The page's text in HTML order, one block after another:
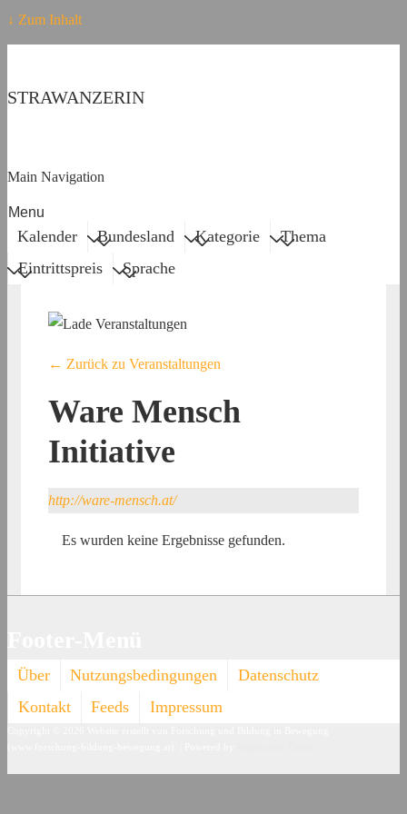
↓ Zum Inhalt
STRAWANZERIN
Main Navigation
Menu
Kalender Bundesland Kategorie
Thema
Eintrittspreis
Sprache
← Zurück zu Veranstaltungen
Ware Mensch
Initiative
http://ware-mensch.at/
Es wurden keine Ergebnisse gefunden.
Über Nutzungsbedingungen
Datenschutz
Kontakt
Feeds Impressum